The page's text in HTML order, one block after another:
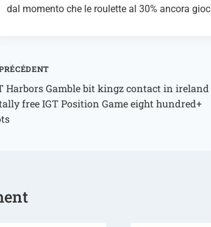
dal momento che le roulette al 30% ancora
Harbors Gamble bit kingz contact in ireland
free IGT Position Game eight hundred+